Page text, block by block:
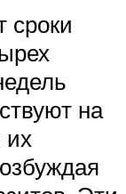
сроки
на
их